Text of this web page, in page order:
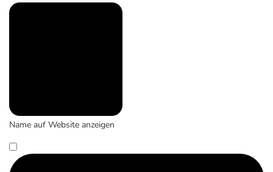
Name auf Website anzeigen